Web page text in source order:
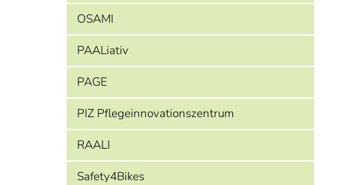
OSAMI
PAALiativ
PAGE
PIZ Pflegeinnovationszentrum
RAALI
Safety4Bikes